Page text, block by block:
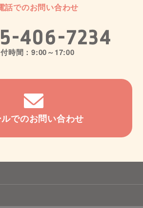
話でのお問い合わせ
406-7234
時間：9:00～17:00
でのお問い合わせ